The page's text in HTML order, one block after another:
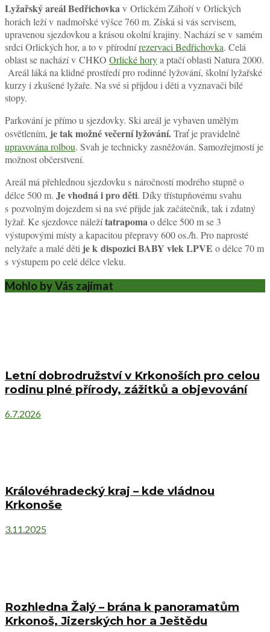
Lyžařský areál Bedřichovkav Orlickém Záhoří v Orlických
horách leží v nadmořské výšce 760 m. Získá si vás servisem,
upravenou sjezdovkou a krásou okolní krajiny. Nachází se v samém
srdci Orlických hor, a to v přírodnírezervaci Bedřichovka. Celá
oblast se nachází v CHKO Orlické horya ptačí oblasti Natura 2000.
Areál láká na klidné prostředí pro rodinné lyžování, školní lyžařské
kurzy i zkušené lyžaře. Na své si přijdou i děti a vyznavači bílé
stopy.
Parkování je přímo u sjezdovky. Ski areál je vybaven umělým
osvětlením, je tak možné večerní lyžování.Trať je pravidelně
upravována rolbou. Svah je technicky zasněžován. Samozřejmostí je
možnost občerstvení.
Areál má přehlednou sjezdovku s náročností modrého stupně o
délce 500 m. Je vhodná i pro děti. Díky třístupňovému svahu
s pozvolným dojezdem si na své přijde jak začátečník, tak i zdatný
lyžař. Ke sjezdovce náležítatrapomao délce 500 m se 3
výstupovými místy a kapacitou přepravy 600 os./h. Pro naprosté
nelyžaře a malé děti je k dispozici BABY vlek LPVE o délce 70 m
s výstupem po celé délce vleku.
Mohlo by Vás zajímat
Letní dobrodružství v Krkonoších pro celou
rodinu plné přírody, zážitků a objevování
6.7.2026
Královéhradecký kraj – kde vládnou
Krkonoše
3.11.2025
Rozhledna Žalý – brána k panoramatům
Krkonoš, Jizerských hor a Ještědu